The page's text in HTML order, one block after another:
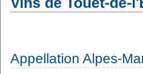
Appellation Alpes-